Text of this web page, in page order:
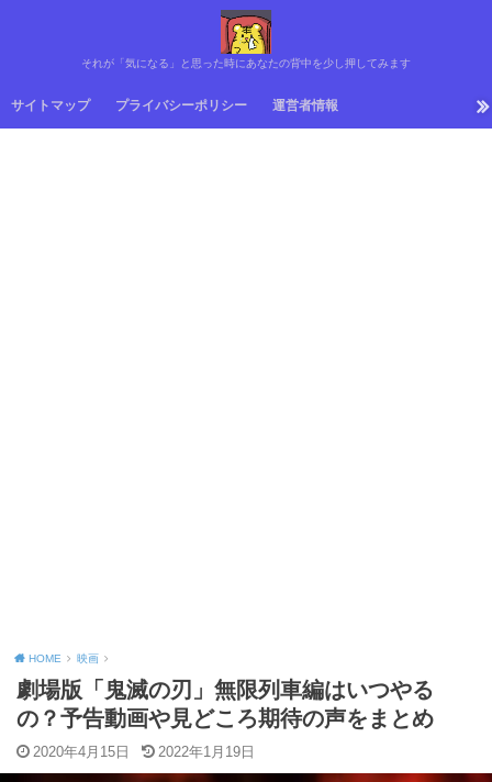
それが「気になる」と思った時にあなたの背中を少し押してみます
サイトマップ プライバシーポリシー 運営者情報
HOME 映画
劇場版「鬼滅の刃」無限列車編はいつやる
の？予告動画や見どころ期待の声をまとめ
2020年4月15日 2022年1月19日